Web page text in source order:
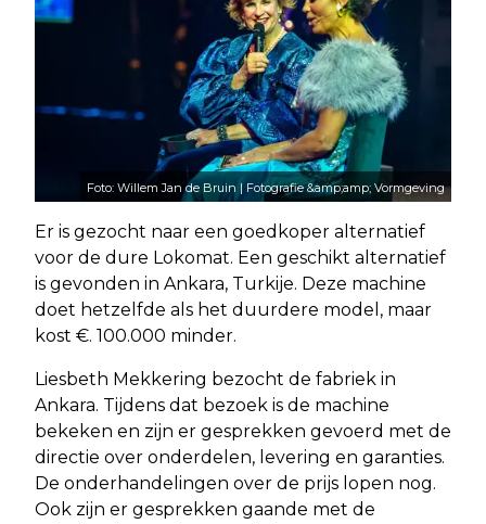
Foto: Willem Jan de Bruin | Fotografie &amp;amp; Vormgeving
Er is gezocht naar een goedkoper alternatief
voor de dure Lokomat. Een geschikt alternatief
is gevonden in Ankara, Turkije. Deze machine
doet hetzelfde als het duurdere model, maar
kost €. 100.000 minder.
Liesbeth Mekkering bezocht de fabriek in
Ankara. Tijdens dat bezoek is de machine
bekeken en zijn er gesprekken gevoerd met de
directie over onderdelen, levering en garanties.
De onderhandelingen over de prijs lopen nog.
Ook zijn er gesprekken gaande met de